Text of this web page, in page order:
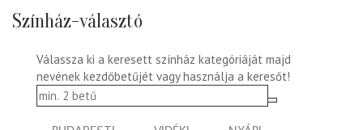
Színház-választó
Válassza ki a keresett színház kategóriáját majd
nevének kezdőbetűjét vagy használja a keresőt!